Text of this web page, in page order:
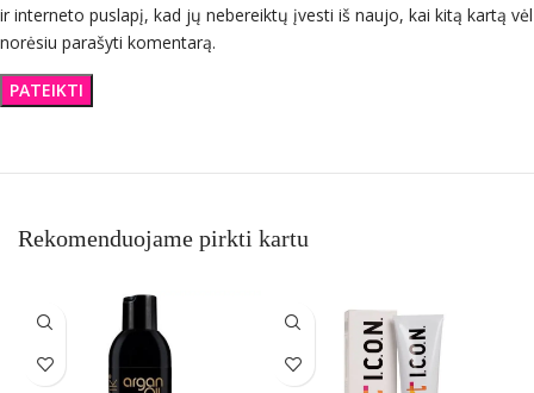
ir interneto puslapį, kad jų nebereiktų įvesti iš naujo, kai kitą kartą vėl
norėsiu parašyti komentarą.
Rekomenduojame pirkti kartu